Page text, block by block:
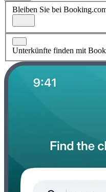
Bleiben Sie bei
Unterkünfte finden mit